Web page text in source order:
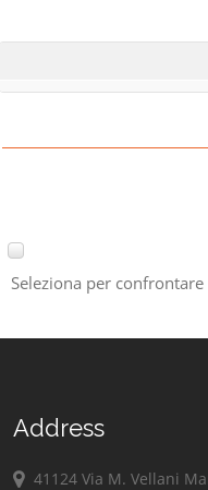
Seleziona per
Address
41124 Via M. Vellani